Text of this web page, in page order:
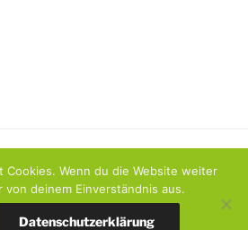
Cookies. Wenn du die Website weiter
deinem Einverständnis aus.
Datenschutzerklärung